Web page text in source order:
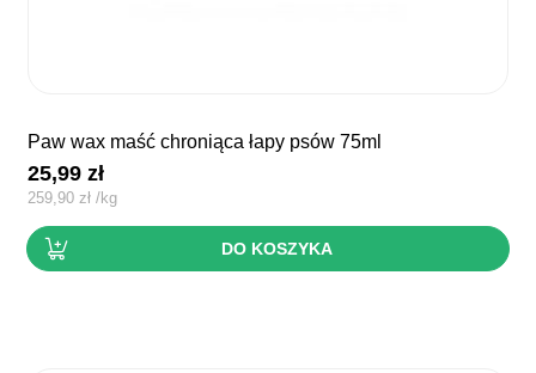
paw wax maść chroniąca łapy psów 75ml
25,99zł
259,90zł /kg
DO KOSZYKA